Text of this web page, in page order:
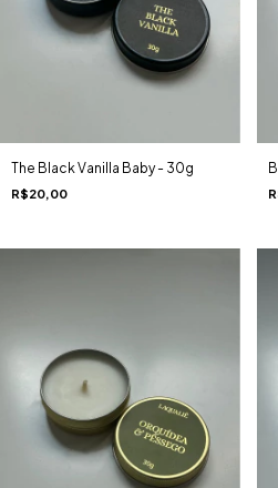
The Black Vanilla Baby - 30g
R$20,00